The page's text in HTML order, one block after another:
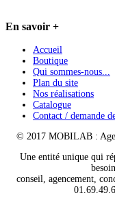
En savoir +
Accueil
Boutique
Qui sommes-nous...
Plan du site
Nos réalisations
Catalogue
Contact / demande
© 2017 MOBILAB :
Une entité unique qui
conseil, agencement,